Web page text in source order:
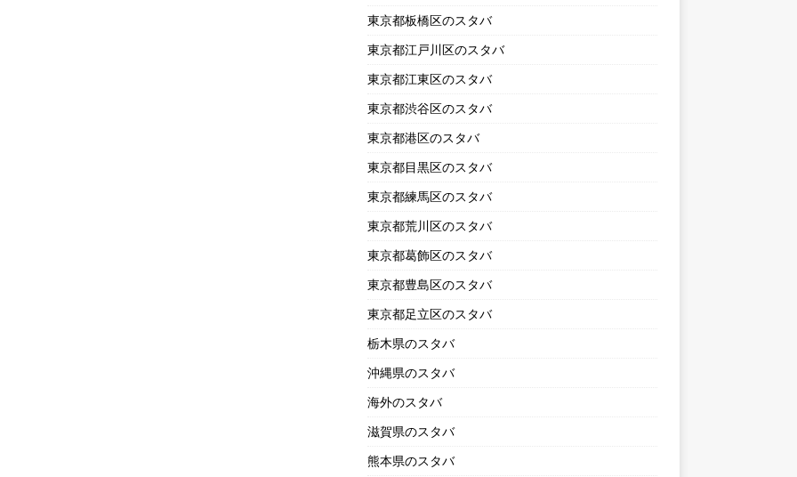
東京都板橋区のスタバ
東京都江戸川区のスタバ
東京都江東区のスタバ
東京都渋谷区のスタバ
東京都港区のスタバ
東京都目黒区のスタバ
東京都練馬区のスタバ
東京都荒川区のスタバ
東京都葛飾区のスタバ
東京都豊島区のスタバ
東京都足立区のスタバ
栃木県のスタバ
沖縄県のスタバ
海外のスタバ
滋賀県のスタバ
熊本県のスタバ